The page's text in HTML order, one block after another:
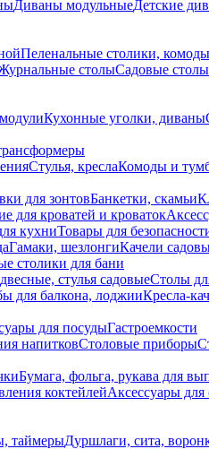
Диваны модульныеДетские
Пеленальные столики, комоды
столыСадовые столы
Кухонные уголки, диваны
Стулья, креслаКомоды и
для зонтовБанкетки, скамьи
для кроватей и кроваток
кухниТовары для
Гамаки, шезлонгиКачели
столики для бани
стулья садовыеСтолы
для балкона, лоджииКресла-
для посудыГастроемкости
напитковСтоловые приборы
Бумага, фольга, рукава для
коктейлейАксессуары
таймерыДуршлаги, сита,